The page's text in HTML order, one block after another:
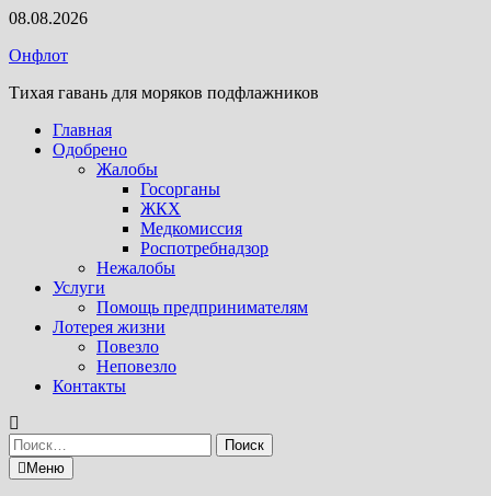
Перейти
содержимому
08.08.2026
Онфлот
Тихая гавань для моряков подфлажников
Главная
Одобрено
Жалобы
Госорганы
ЖКХ
Медкомиссия
Роспотребнадзор
Нежалобы
Услуги
Помощь предпринимателям
Лотерея жизни
Повезло
Неповезло
Контакты
Найти:
Меню